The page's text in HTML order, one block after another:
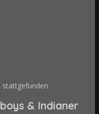
stattgefunden.
& Indianer